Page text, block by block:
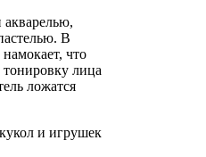
В
что
тонировку лица
ложатся
и игрушек